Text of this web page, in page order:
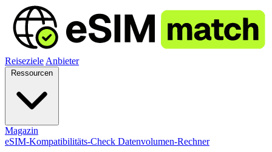
Reiseziele Anbieter
Magazin
eSIM-Kompatibilitäts-Check Datenvolumen-Rechner